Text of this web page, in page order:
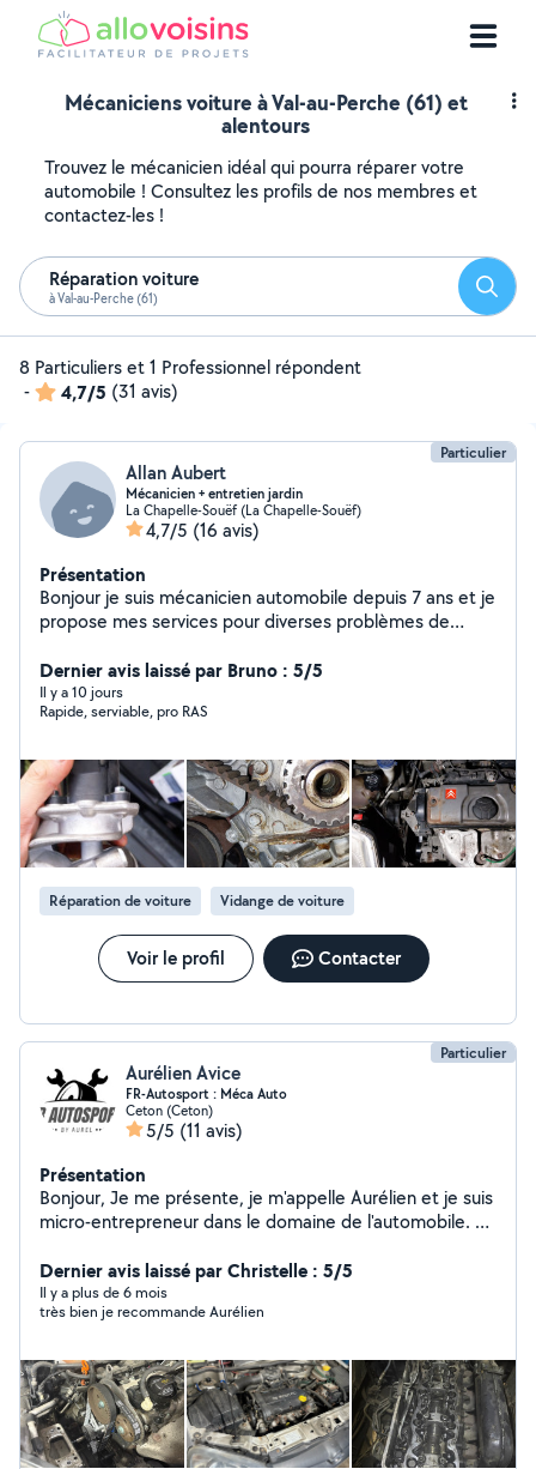
Mécaniciens voiture à Val-au-Perche (61) et
alentours
Trouvez le mécanicien idéal qui pourra réparer votre
automobile ! Consultez les profils de nos membres et
contactez-les !
Réparation voiture
à Val-au-Perche (61)
8 Particuliers et 1 Professionnel répondent
-
4,7/5 (31 avis)
Particulier
Allan Aubert
Mécanicien + entretien jardin
La Chapelle-Souëf (La Chapelle-Souëf)
4,7/5 (16 avis)
Présentation
Bonjour je suis mécanicien automobile depuis 7 ans et je
propose mes services pour diverses problèmes de
n'hésitez pas a me contacter pour des demandes de
tontes , taillage de haie , débroussaillage , jai une
motobineuse donc disponible pour toute demande de
reste disponible pour toute demande de devis merci à
bientôt
Dernier avis laissé par Bruno : 5/5
Il y a 10 jours
Rapide, serviable, pro RAS
Réparation de voiture Vidange de voiture
Voir le profil Contacter
Particulier
Aurélien Avice
FR-Autosport : Méca Auto
Ceton (Ceton)
5/5 (11 avis)
Présentation
Bonjour, Je me présente, je m'appelle Aurélien et je suis
micro-entrepreneur dans le domaine de l'automobile. Je
mécanique rapide. ( vidange , freinage , suspension ... ).
N'hésitez pas à prendre contact pour pouvoir échanger
selon vos besoins.
Dernier avis laissé par Christelle : 5/5
Il y a plus de 6 mois
très bien je recommande Aurélien